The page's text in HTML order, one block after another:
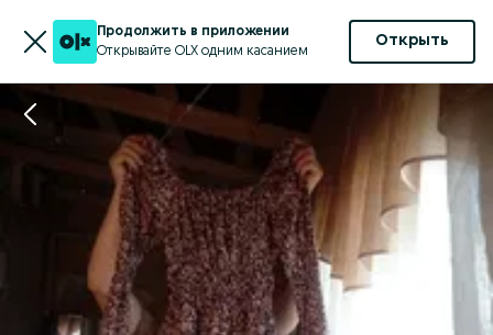
Продолжить в приложении
Открывайте OLX одним касанием
Открыть